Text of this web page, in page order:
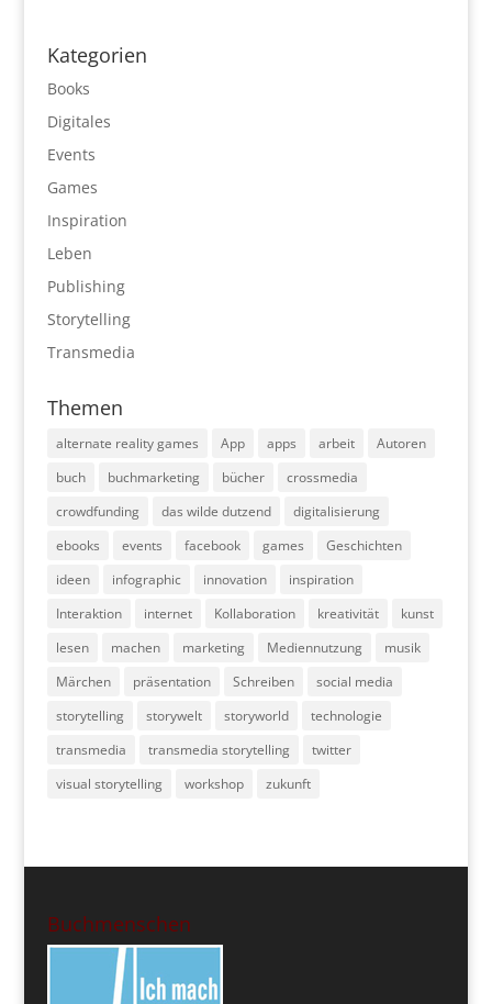
Kategorien
Books
Digitales
Events
Games
Inspiration
Leben
Publishing
Storytelling
Transmedia
Themen
alternate reality games App apps arbeit
Autoren
buch
buchmarketing bücher
crossmedia
crowdfunding
das wilde dutzend
digitalisierung
ebooks
events facebook games
Geschichten
ideen
infographic innovation
inspiration
Interaktion
internet Kollaboration kreativität
kunst
lesen
machen marketing Mediennutzung
musik
Märchen
präsentation Schreiben
social media
storytelling
storywelt storyworld
technologie
transmedia
transmedia storytelling
twitter
visual storytelling
workshop zukunft
Buchmenschen